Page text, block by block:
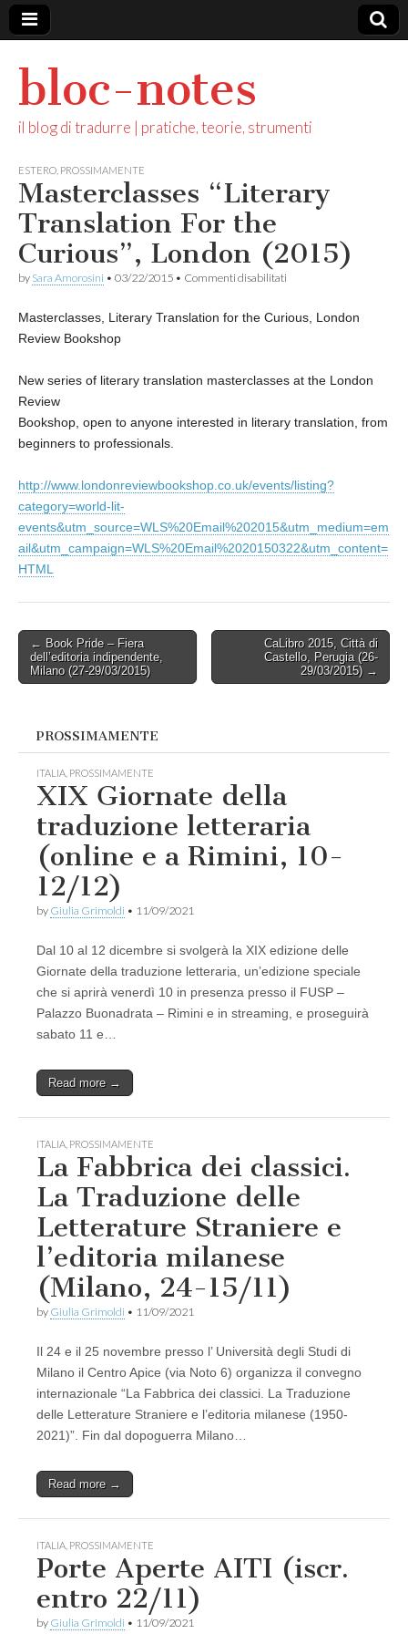
bloc-notes
il blog di tradurre | pratiche, teorie, strumenti
ESTERO PROSSIMAMENTE
Masterclasses “Literary
Translation For the
Curious”, London (2015)
by Sara Amorosini • 03/22/2015 • Commenti disabilitati
Translation
London
Masterclasses, Literary Translation for the Curious, London
Review Bookshop
New series of literary translation masterclasses at the London
Review
Bookshop, open to anyone interested in literary translation, from
beginners to professionals.
http://www.londonreviewbookshop.co.uk/events/listing?
category=world-lit-
events&utm_source=WLS%20Email%202015&utm_medium=em
ail&utm_campaign=WLS%20Email%2020150322&utm_content=
HTML
Post
navigation
← Book Pride – Fiera
dell’editoria indipendente,
Milano (27-29/03/2015)
CaLibro 2015, Città di
Castello, Perugia (26-
29/03/2015) →
PROSSIMAMENTE
ITALIA PROSSIMAMENTE
XIX Giornate della
traduzione letteraria
(online e a Rimini, 10-
12/12)
by Giulia Grimoldi • 11/09/2021
Dal 10 al 12 dicembre si svolgerà la XIX edizione delle
Giornate della traduzione letteraria, un’edizione speciale
che si aprirà venerdì 10 in presenza presso il FUSP –
Palazzo Buonadrata – Rimini e in streaming, e proseguirà
sabato 11 e…
Read more →
ITALIA PROSSIMAMENTE
La Fabbrica dei classici.
La Traduzione delle
Letterature Straniere e
l’editoria milanese
(Milano, 24-15/11)
by Giulia Grimoldi • 11/09/2021
Il 24 e il 25 novembre presso l’ Università degli Studi di
Milano il Centro Apice (via Noto 6) organizza il convegno
internazionale “La Fabbrica dei classici. La Traduzione
delle Letterature Straniere e l’editoria milanese (1950-
2021)”. Fin dal dopoguerra Milano…
Read more →
ITALIA PROSSIMAMENTE
Porte Aperte AITI (iscr.
entro 22/11)
by Giulia Grimoldi • 11/09/2021